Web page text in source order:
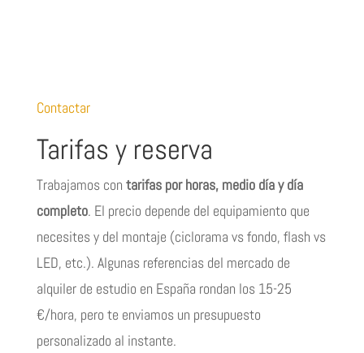
Contactar
Tarifas y reserva
Trabajamos con tarifas por horas, medio día y día
completo. El precio depende del equipamiento que
necesites y del montaje (ciclorama vs fondo, flash vs
LED, etc.). Algunas referencias del mercado de
alquiler de estudio en España rondan los 15-25
€/hora, pero te enviamos un presupuesto
personalizado al instante.